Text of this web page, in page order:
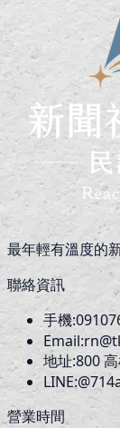
最年輕有溫度的
聯絡資訊
手機:
Email:
地址:800
LINE:
營業時間